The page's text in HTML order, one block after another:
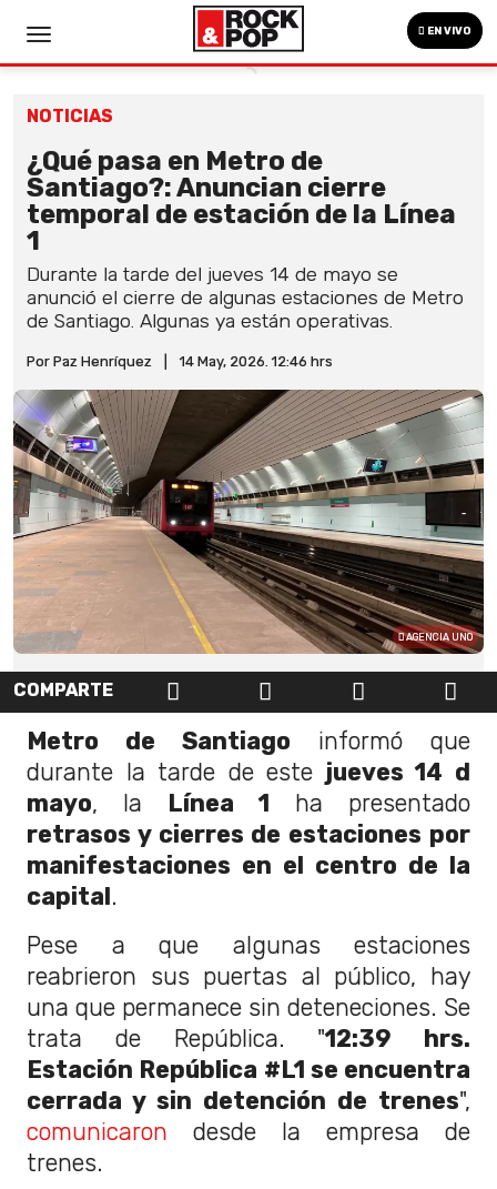
EN VIVO
NOTICIAS
¿Qué pasa en Metro de
Santiago?: Anuncian cierre
temporal de estación de la Línea
1
Durante la tarde del jueves 14 de mayo se
anunció el cierre de algunas estaciones de Metro
de Santiago. Algunas ya están operativas.
Por Paz Henríquez 14 May, 2026. 12:46 hrs
AGENCIA UNO
COMPARTE
Metro de Santiago informó que
durante la tarde de este jueves 14 d
mayo, la Línea 1 ha presentado
retrasos y cierres de estaciones por
manifestaciones en el centro de la
capital.
Pese a que algunas estaciones
reabrieron sus puertas al público, hay
una que permanece sin deteneciones. Se
trata de República. "12:39 hrs.
Estación República #L1 se encuentra
cerrada y sin detención de trenes",
comunicaron desde la empresa de
trenes.